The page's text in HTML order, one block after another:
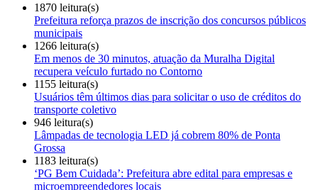
1870 leitura(s)
Prefeitura reforça prazos de inscrição dos concursos públicos
municipais
1266 leitura(s)
Em menos de 30 minutos, atuação da Muralha Digital
recupera veículo furtado no Contorno
1155 leitura(s)
Usuários têm últimos dias para solicitar o uso de créditos do
transporte coletivo
946 leitura(s)
Lâmpadas de tecnologia LED já cobrem 80% de Ponta
Grossa
1183 leitura(s)
‘PG Bem Cuidada’: Prefeitura abre edital para empresas e
microempreendedores locais